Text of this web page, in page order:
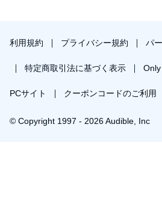
利用規約 プライバシー規約 パ
特定商取引法に基づく表示
PCサイト クーポンコードのご利用
© Copyright 1997 - 2026 Audible, Inc